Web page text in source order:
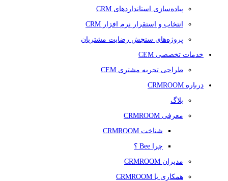
پیاده‌سازی استانداردهای CRM
انتخاب و استقرار نرم افزار CRM
پروژه‌های سنجش رضایت مشتریان
خدمات تخصصی CEM
طراحی تجربه مشتری CEM
درباره CRMROOM
بلاگ
معرفی CRMROOM
شناخت CRMROOM
چرا Bee ؟
مدیران CRMROOM
همکاری با CRMROOM